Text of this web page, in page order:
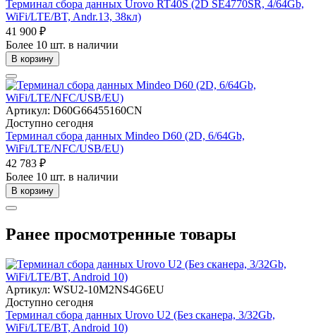
Терминал сбора данных Urovo RT40S (2D SE4770SR, 4/64Gb,
WiFi/LTE/BT, Andr.13, 38кл)
41 900 ₽
Более 10 шт. в наличии
В корзину
Артикул: D60G66455160CN
Доступно сегодня
Терминал сбора данных Mindeo D60 (2D, 6/64Gb,
WiFi/LTE/NFC/USB/EU)
42 783 ₽
Более 10 шт. в наличии
В корзину
Ранее просмотренные товары
Артикул: WSU2-10M2NS4G6EU
Доступно сегодня
Терминал сбора данных Urovo U2 (Без сканера, 3/32Gb,
WiFi/LTE/BT, Android 10)